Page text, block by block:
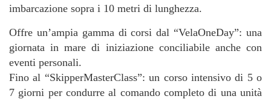
imbarcazione sopra i 10 metri di lunghezza.
Offre un’ampia gamma di corsi dal “VelaOneDay”: una
giornata in mare di iniziazione conciliabile anche con
eventi personali.
Fino al “SkipperMasterClass”: un corso intensivo di 5 o
7 giorni per condurre al comando completo di una unità